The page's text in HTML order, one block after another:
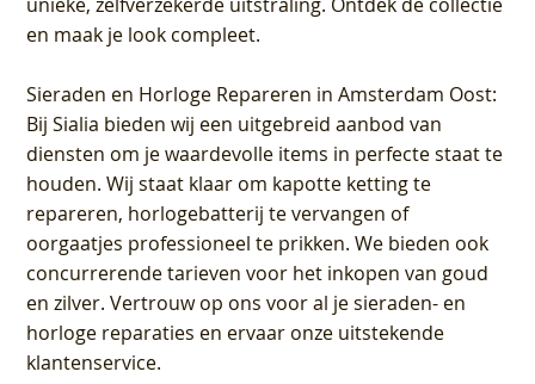
en maak je look compleet.
Sieraden en Horloge Repareren in Amsterdam Oost:
Bij Sialia bieden wij een uitgebreid aanbod van
diensten om je waardevolle items in perfecte staat te
houden. Wij staat klaar om kapotte ketting te
repareren, horlogebatterij te vervangen of
oorgaatjes professioneel te prikken. We bieden ook
concurrerende tarieven voor het inkopen van goud
en zilver. Vertrouw op ons voor al je sieraden- en
horloge reparaties en ervaar onze uitstekende
klantenservice.